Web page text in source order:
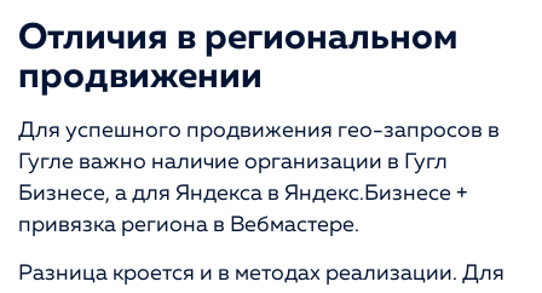
Отличия в региональном
продвижении
Для успешного продвижения гео-запросов в
Гугле важно наличие организации в Гугл
Бизнесе, а для Яндекса в Яндекс.Бизнесе +
привязка региона в Вебмастере.
Разница кроется и в методах реализации. Для